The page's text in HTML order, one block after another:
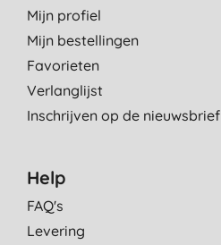
Mijn profiel
Mijn bestellingen
Favorieten
Verlanglijst
Inschrijven op de nieuwsbrief
Help
FAQ's
Levering